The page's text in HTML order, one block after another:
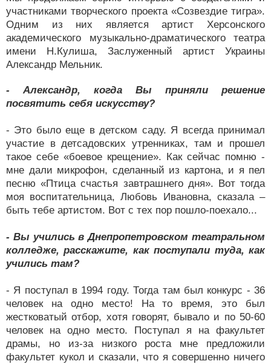
участниками творческого проекта «Созвездие тигра».
Одним из них является артист Херсонского
академического музыкально-драматического театра
имени Н.Кулиша, Заслуженный артист Украины
Александр Мельник.
- Александр, когда Вы приняли решение
посвятить себя искусству?
- Это было еще в детском саду. Я всегда принимал
участие в детсадовских утренниках, там и прошел
такое себе «боевое крещение». Как сейчас помню -
мне дали микрофон, сделанный из картона, и я пел
песню «Птица счастья завтрашнего дня». Вот тогда
моя воспитательница, Любовь Ивановна, сказала –
быть тебе артистом. Вот с тех пор пошло-поехало...
- Вы учились в Днепропетровском театральном
колледже, расскажите, как поступали туда, как
учились там?
- Я поступал в 1994 году. Тогда там был конкурс - 36
человек на одно место! На то время, это был
жестковатый отбор, хотя говорят, бывало и по 50-60
человек на одно место. Поступал я на факультет
драмы, но из-за низкого роста мне предложили
факультет кукол и сказали, что я совершенно ничего